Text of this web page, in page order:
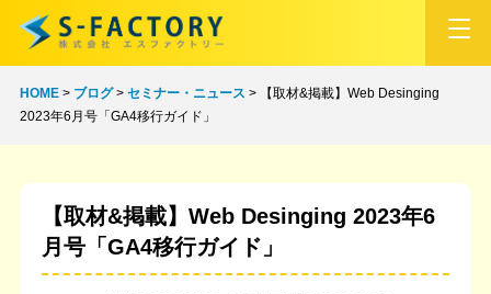
HOME> ブログ> セミナー・ニュース >
【取材&掲載】Web Desinging
2023年6月号「GA4移行ガイド」
【取材&掲載】Web Desinging 2023年6
月号「GA4移行ガイド」